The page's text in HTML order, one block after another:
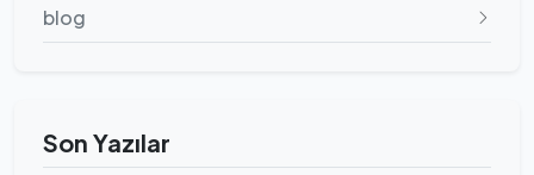
blog
Son Yazılar